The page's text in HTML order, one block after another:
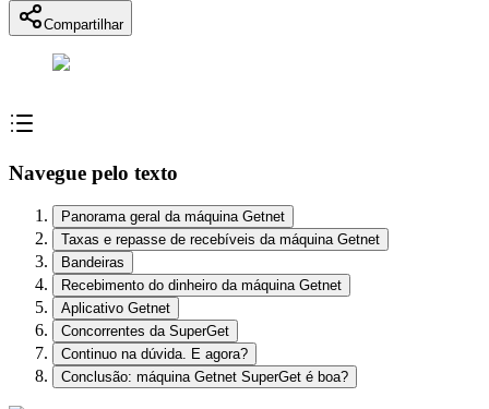
Compartilhar
Navegue pelo texto
Panorama geral da máquina Getnet
Taxas e repasse de recebíveis da máquina Getnet
Bandeiras
Recebimento do dinheiro da máquina Getnet
Aplicativo Getnet
Concorrentes da SuperGet
Continuo na dúvida. E agora?
Conclusão: máquina Getnet SuperGet é boa?